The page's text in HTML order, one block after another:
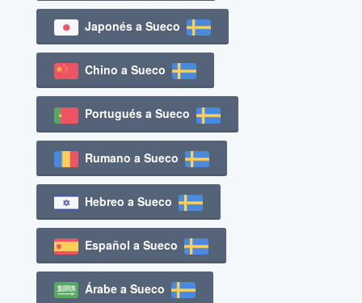
Japonés a Sueco
Chino a Sueco
Portugués a Sueco
Rumano a Sueco
Hebreo a Sueco
Español a Sueco
Árabe a Sueco